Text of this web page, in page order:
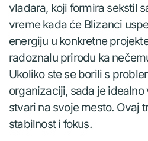
vladara, koji formira sekstil
vreme kada će Blizanci
energiju u konkretne
radoznalu prirodu ka
Ukoliko ste se borili s
organizaciji, sada je
stvari na svoje mesto. Ovaj
stabilnost i fokus.